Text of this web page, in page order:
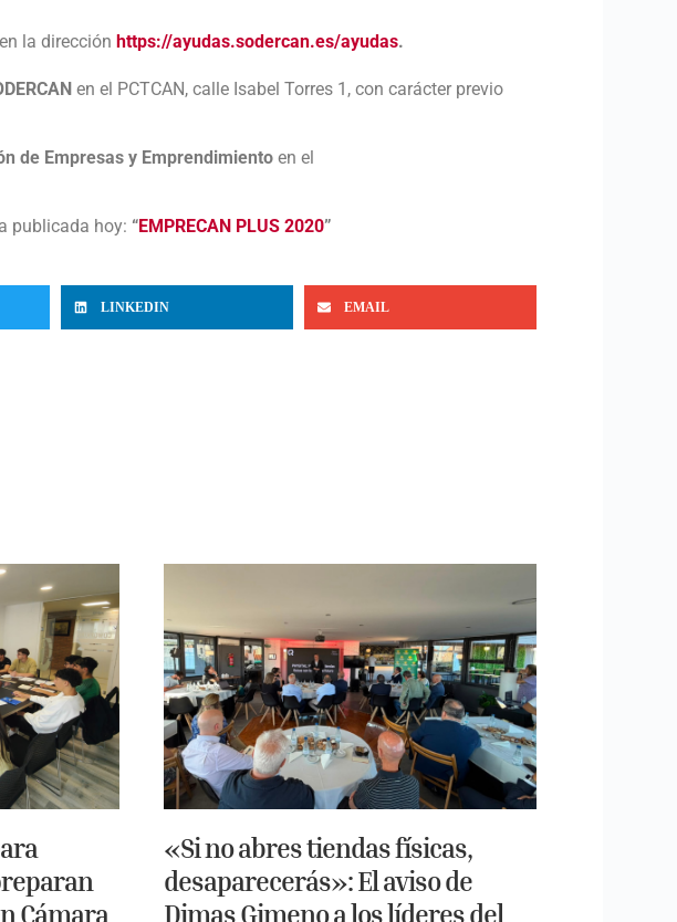
la direcciónhttps://ayudas.sodercan.es/ayudas.
en el PCTCAN, calle Isabel Torres 1, con carácter previo
de Empresas y Emprendimiento en el
publicada hoy: “EMPRECAN PLUS 2020”
LINKEDIN EMAIL
Cámara
«Si no abres tiendas físicas,
desaparecerás»: El aviso de
Dimas Gimeno a los líderes del